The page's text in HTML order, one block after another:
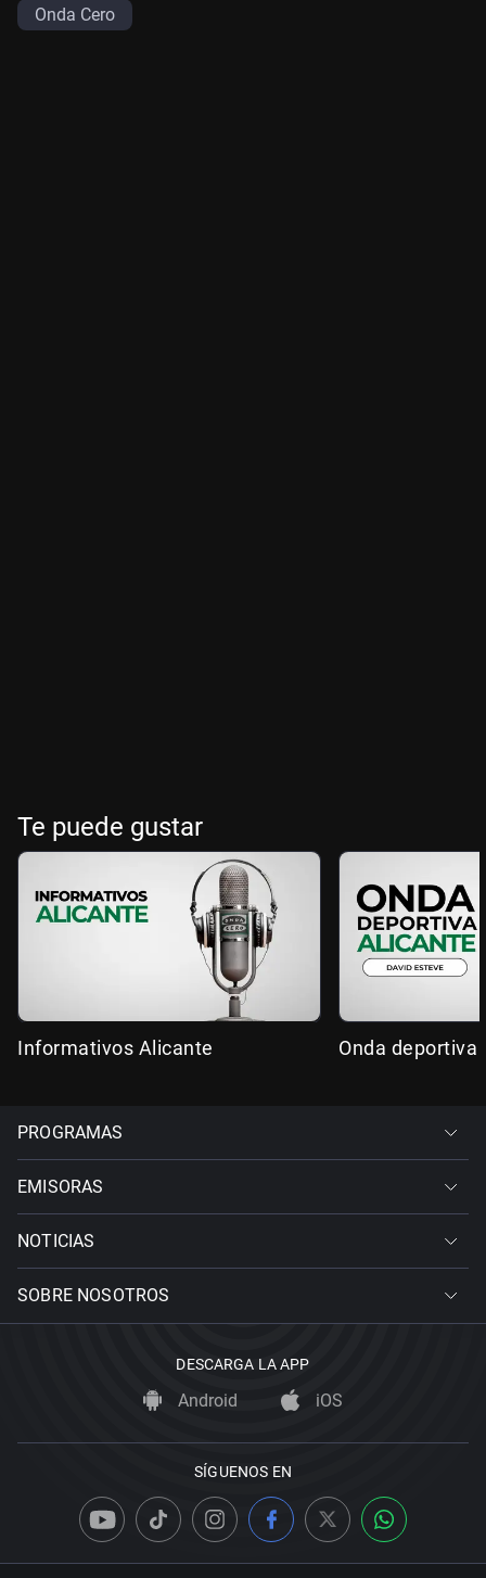
Onda Cero
Te puede gustar
Informativos Alicante Onda deportiva
PROGRAMAS
EMISORAS
NOTICIAS
SOBRE NOSOTROS
DESCARGA LA APP
Android iOS
SÍGUENOS EN